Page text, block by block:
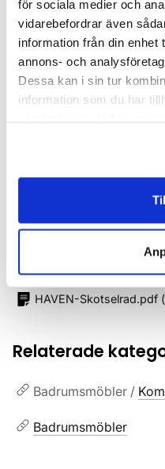
för sociala medier och
vidarebefordrar även
information från din enhet
annons- och
Dessa kan i sin tur
information som du har
Höjd (mm)
Produkttyp
Serie
hvv900205
HAVEN-Skotselrad.pdf (
Relaterade
Badrumsmöbler /
Badrumsmöbler